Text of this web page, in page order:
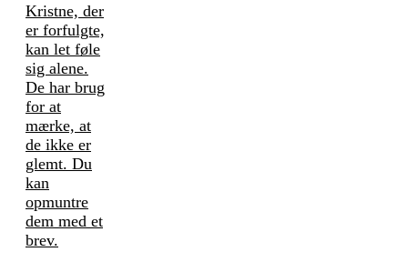
Kristne, der
er forfulgte,
kan let føle
sig alene.
De har brug
for at
mærke, at
de ikke er
glemt. Du
kan
opmuntre
dem med et
brev.